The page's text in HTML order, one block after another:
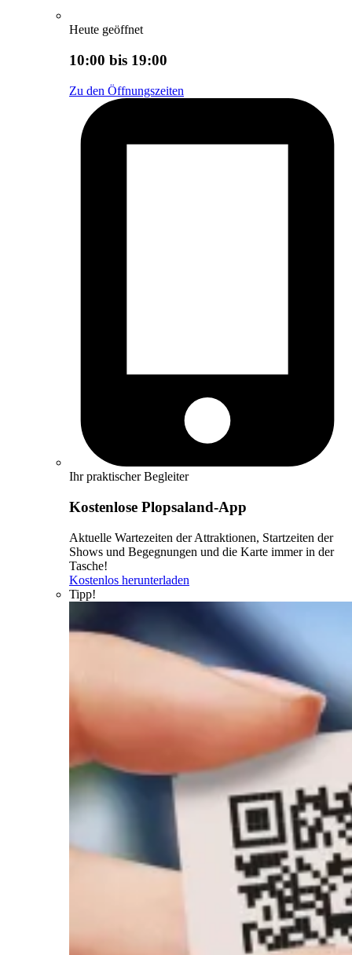
Heute geöffnet
10:00 bis 19:00
Zu den Öffnungszeiten
Ihr praktischer Begleiter
Kostenlose Plopsaland-App
Aktuelle Wartezeiten der Attraktionen, Startzeiten der
Shows und Begegnungen und die Karte immer in der
Tasche!
Kostenlos herunterladen
Tipp!